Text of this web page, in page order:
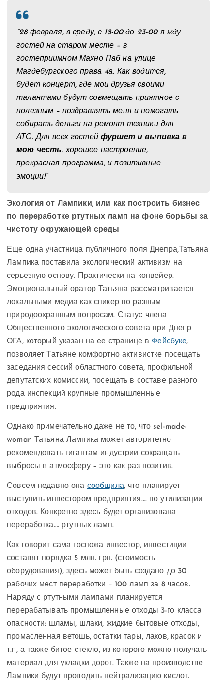
“28 февраля, в среду, с 18-00 до 23-00 я жду
гостей на старом месте – в
гостеприимном Махно Паб на улице
Магдебургского права 4а. Как водится,
будет концерт, где мои друзья своими
талантами будут совмещать приятное с
полезным – поздравлять меня и помогать
собирать деньги на ремонт техники для
АТО. Для всех гостейфуршет и выпивка в
мою честь, хорошее настроение,
прекрасная программа, и позитивные
эмоции!”
Экология от Лампики, или как построить бизнес
по переработке ртутных ламп на фоне борьбы за
чистоту окружающей среды
Еще одна участница публичного поля Днепра,Татьяна
Лампика поставила экологический активизм на
серьезную основу. Практически на конвейер.
Эмоциональный оратор Татьяна рассматривается
локальными медиа как спикер по разным
природоохранным вопросам. Статус члена
Общественного экологического совета при Днепр
ОГА, который указан на ее странице в Фейсбуке,
позволяет Татьяне комфортно активистке посещать
заседания сессий областного совета, профильной
депутатских комиссии, посещать в составе разного
рода инспекций крупные промышленные
предприятия.
Однако примечательно даже не то, что sel-made-
woman Татьяна Лампика может авторитетно
рекомендовать гигантам индустрии сокращать
выбросы в атмосферу – это как раз позитив.
Совсем недавно она сообщила, что планирует
выступить инвестором предприятия…. по утилизации
отходов. Конкретно здесь будет организована
переработка…. ртутных ламп.
Как говорит сама госпожа инвестор, инвестиции
составят порядка 5 млн. грн. (стоимость
оборудования), здесь может быть создано до 30
рабочих мест переработки – 100 ламп за 8 часов.
Наряду с ртутными лампами планируется
перерабатывать промышленные отходы 3-го класса
опасности: шламы, шлаки, жидкие бытовые отходы,
промасленная ветошь, остатки тары, лаков, красок и
т.п, а также битое стекло, из которого можно получать
материал для укладки дорог. Также на производстве
Лампики будут проводить нейтрализацию кислот.